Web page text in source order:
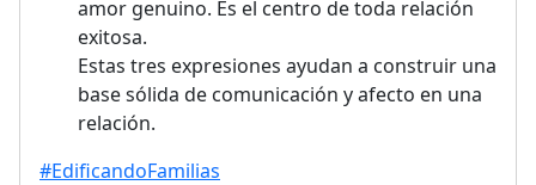
amor genuino. Es el centro de toda relación
exitosa.
Estas tres expresiones ayudan a construir una
base sólida de comunicación y afecto en una
relación.
#EdificandoFamilias